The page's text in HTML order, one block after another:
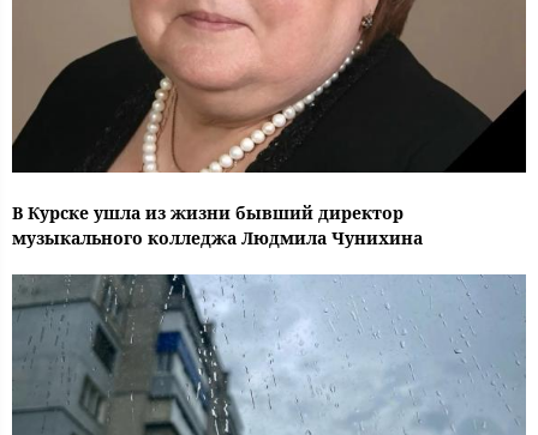
В Курске ушла из жизни бывший директор
музыкального колледжа Людмила Чунихина